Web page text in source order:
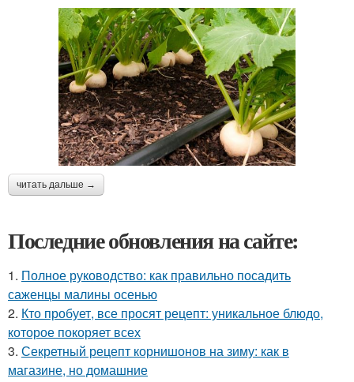
читать дальше →
Последние обновления на сайте:
1. Полное руководство: как правильно посадить
саженцы малины осенью
2. Кто пробует, все просят рецепт: уникальное блюдо,
которое покоряет всех
3. Секретный рецепт корнишонов на зиму: как в
магазине, но домашние